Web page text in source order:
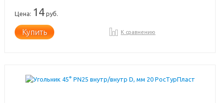
Цена: 14руб.
Купить К сравнению